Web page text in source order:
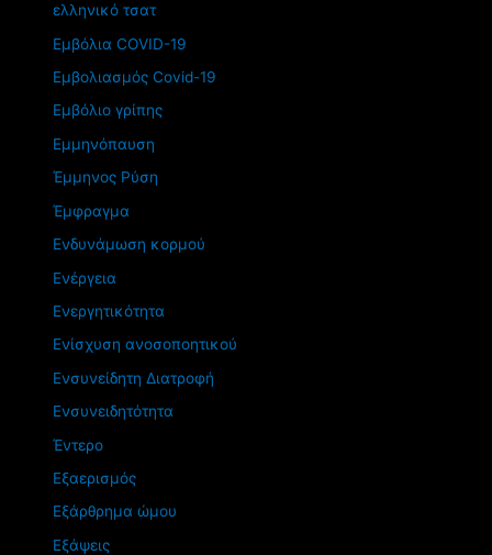
ελληνικό τσατ
Εμβόλια COVID-19
Εμβολιασμός Covid-19
Εμβόλιο γρίπης
Εμμηνόπαυση
Έμμηνος Ρύση
Έμφραγμα
Ενδυνάμωση κορμού
Ενέργεια
Ενεργητικότητα
Ενίσχυση ανοσοποητικού
Ενσυνείδητη Διατροφή
Ενσυνειδητότητα
Έντερο
Εξαερισμός
Εξάρθρημα ώμου
Εξάψεις